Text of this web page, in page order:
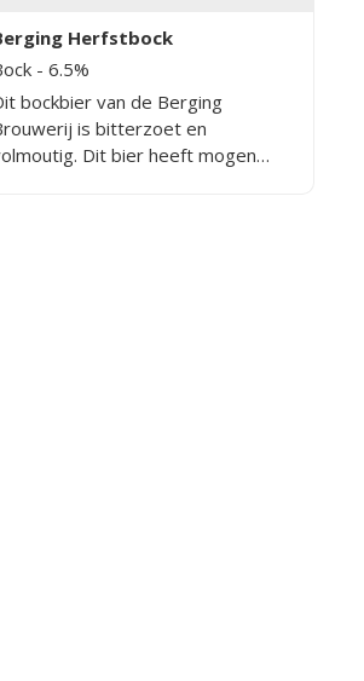
Herfstbock
- 6.5%
bockbier van de Berging
is bitterzoet en
Dit bier heeft mogen